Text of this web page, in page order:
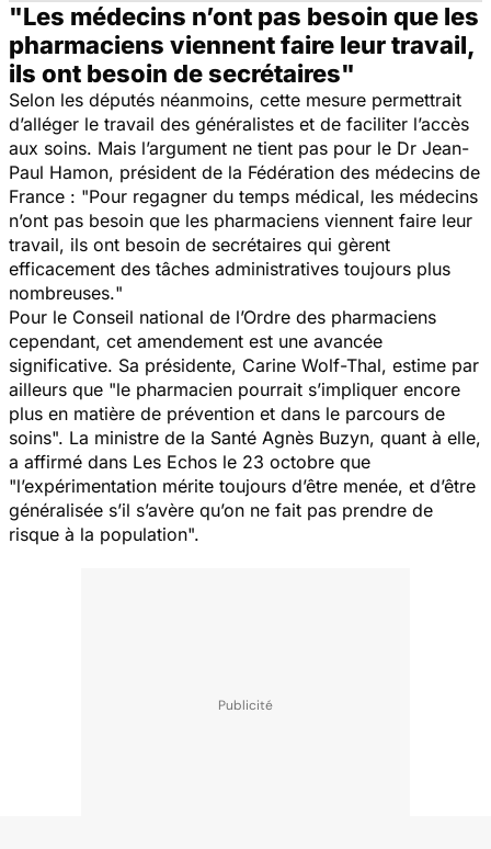
"Les médecins n’ont pas besoin que les
pharmaciens viennent faire leur travail,
ils ont besoin de secrétaires"
Selon les députés néanmoins, cette mesure permettrait
d’alléger le travail des généralistes et de faciliter l’accès
aux soins. Mais l’argument ne tient pas pour le Dr Jean-
Paul Hamon, président de la Fédération des médecins de
France : "Pour regagner du temps médical, les médecins
n’ont pas besoin que les pharmaciens viennent faire leur
travail, ils ont besoin de secrétaires qui gèrent
efficacement des tâches administratives toujours plus
nombreuses."
Pour le Conseil national de l’Ordre des pharmaciens
cependant, cet amendement est une avancée
significative. Sa présidente, Carine Wolf-Thal, estime par
ailleurs que "le pharmacien pourrait s’impliquer encore
plus en matière de prévention et dans le parcours de
soins". La ministre de la Santé Agnès Buzyn, quant à elle,
a affirmé dans Les Echos le 23 octobre que
"l’expérimentation mérite toujours d’être menée, et d’être
généralisée s’il s’avère qu’on ne fait pas prendre de
risque à la population".